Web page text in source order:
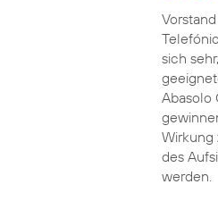
sich
Abasolo
Wirkung
des
werden.